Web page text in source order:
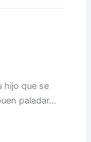
hijo que se
paladar…